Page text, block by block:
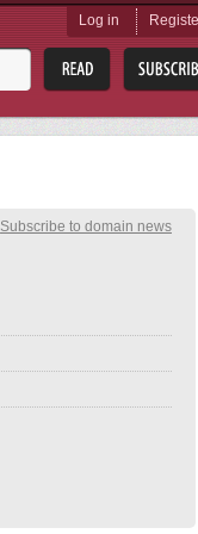
Log in
Subscribe to domain news